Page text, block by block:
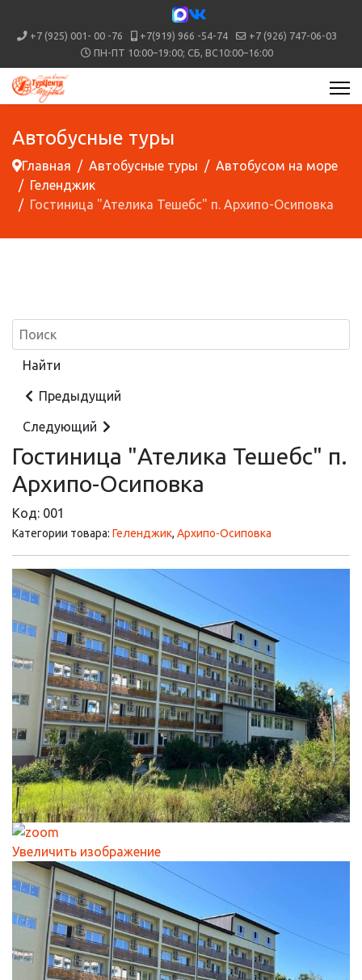
+7 (925) 001- 00 -76 +7(919) 966 -54-74
+7 (926) 747-06-03
ПН-ПТ 10:00–19:00; СБ, ВС10:00–16:00
Автобусные туры
Главная Автобусные туры
Автобусом на море
Геленджик
Гостиница "Ателика Тешебс" п. Архипо-Осиповка
Предыдущий
Следующий
Гостиница "Ателика Тешебс" п.
Архипо-Осиповка
Код: 001
Категории товара: Геленджик, Архипо-Осиповка
Увеличить изображение